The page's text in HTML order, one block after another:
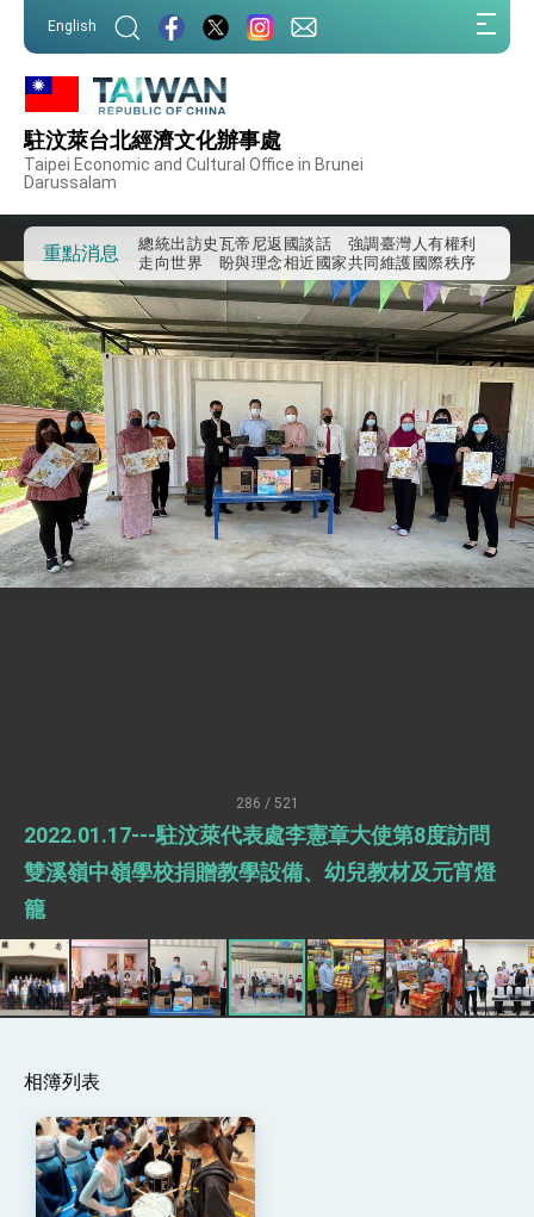
English
駐汶萊台北經濟文化辦事處
Taipei Economic and Cultural Office in Brunei
Darussalam
重點消息
我國政府將在美國亞利桑納州設立「駐鳳凰城辦
事處」，進一步深化台美交流合作
第一屆亞太在宅醫療大會開幕 總統盼分享臺灣
經驗為亞太醫療照護發展開創新里程碑
及「台灣智慧醫療與健康產業展」預告短片，向
世界展現台灣守護全球健康的創新能量
總統出訪史瓦帝尼返國談話 強調臺灣人有權利
走向世界 盼與理念相近國家共同維護國際秩序
堅定走向世界 賴總統抵達史瓦帝尼王國進行國是
訪問
總統與五院院長新春茶敘 盼化分歧為團結、為
國家邁出合作第一步
總統農曆春節談話
台美貿易協議完成簽署達成6大目標、創5大歷史
性突破 總統強調將以3大面向加速臺灣經濟轉型
升級 籲請立院全力支持並盡速通過
臺美簽署「對等貿易協定」確立對等關稅15%且不
疊加 我輸美2072項產品豁免對等關稅
總統接受「法新社」（AFP）專訪內容
外交部長林佳龍於《外交事務》撰文指出：自由
外交部長林佳龍接見美國智庫「德國馬歇爾基金
會」訪問團一行，深化跨大西洋戰略夥伴關係
臺美經貿談判獲階段性成果 卓揆期勉爭取時間完
成「臺美對等貿易協定」簽署
外交部與數位發展部攜手合作，整合台灣雄厚數
位實力，達成固邦榮邦目標
外交部長林佳龍主持第35次「參與亞太經濟合作
年談話
總統主持「守護民主台灣國安行動方案」記者
會 強調以實力守護台海和平 以決心掌握國家
命運
變局中 奮起的新臺灣 總統發表國慶演說
286 / 521
2022.01.17---駐汶萊代表處李憲章大使第8度訪問
雙溪嶺中嶺學校捐贈教學設備、幼兒教材及元宵燈
籠
相簿列表